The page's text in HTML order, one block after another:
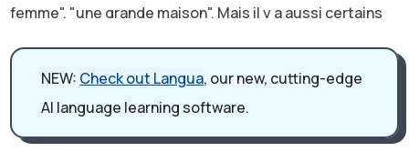
femme", "une grande maison". Mais il y a aussi certains
deux sont possibles et ça change le sens de l'adjectif. Il
y a une liste de ces adjectifs, mais aujourd'hui, je ne
veux pas tous les présenter. Je veux me concentrer
NEW: Check out Langua, our new, cutting-edge
AI language learning software.